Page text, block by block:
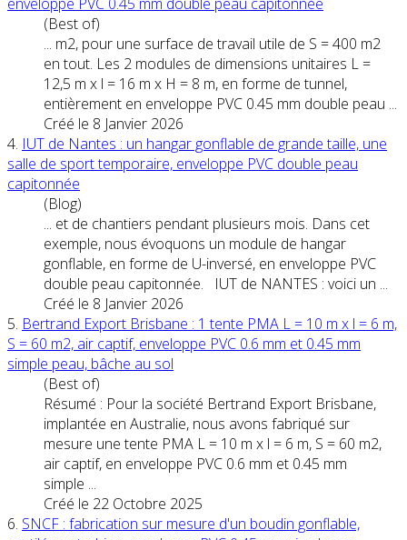
(Best of)
... m2, pour une surface de travail utile de S = 400 m2
en tout. Les 2 modules de dimensions unitaires L =
12,5 m x l = 16 m x H = 8 m, en forme de tunnel,
entièrement en enveloppe PVC 0.45 mm double peau ...
Créé le 8 Janvier 2026
4. IUT de Nantes : un hangar gonflable de grande taille, une
salle de sport temporaire, enveloppe PVC double peau
capitonnée
(Blog)
... et de chantiers pendant plusieurs mois. Dans cet
exemple, nous évoquons un module de hangar
gonflable, en forme de U-inversé, en enveloppe PVC
double peau capitonnée. IUT de NANTES : voici un ...
Créé le 8 Janvier 2026
5. Bertrand Export Brisbane : 1 tente PMA L = 10 m x l = 6 m,
S = 60 m2, air captif, enveloppe PVC 0.6 mm et 0.45 mm
simple peau, bâche au sol
(Best of)
Résumé : Pour la société Bertrand Export Brisbane,
implantée en Australie, nous avons fabriqué sur
mesure une tente PMA L = 10 m x l = 6 m, S = 60 m2,
air captif, en enveloppe PVC 0.6 mm et 0.45 mm
simple ...
Créé le 22 Octobre 2025
6. SNCF : fabrication sur mesure d'un boudin gonflable,